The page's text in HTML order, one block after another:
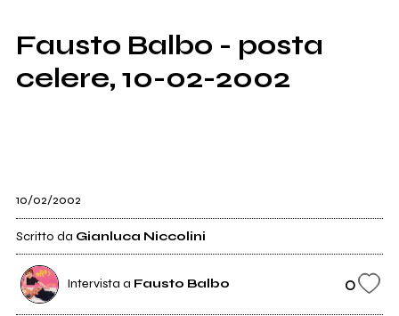
SHOP
RADIO
Fausto Balbo - posta
celere, 10-02-2002
10/02/2002
Scritto da Gianluca Niccolini
Intervista a Fausto Balbo 0